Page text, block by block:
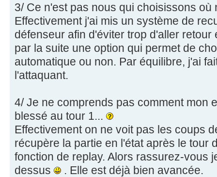
3/ Ce n'est pas nous qui choisissons
Effectivement j'ai mis un système de
défenseur afin d'éviter trop d'aller
par la suite une option qui permet de
automatique ou non. Par équilibre, j'ai
l'attaquant.
4/ Je ne comprends pas comment mon
blessé au tour 1...
Effectivement on ne voit pas les coups
récupère la partie en l'état après le tour
fonction de replay. Alors rassurez-vous
dessus
. Elle est déjà bien avancée.